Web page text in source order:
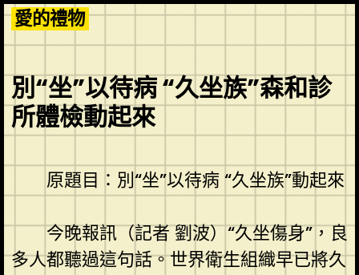
Skip
to
content
愛的禮物
別“坐”以待病 “久坐族”森和診
所體檢動起來
原題目：別“坐”以待病 “久坐族”動起來
今晚報訊（記者 劉波）“久坐傷身”，良
多人都聽過這句話。世界衛生組織早已將久